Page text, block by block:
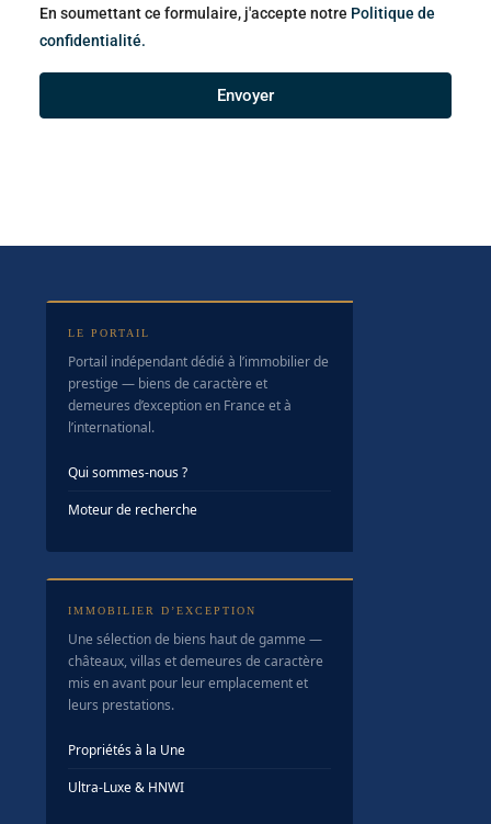
En soumettant ce formulaire, j'accepte notre Politique de
confidentialité.
Envoyer
LE PORTAIL
Portail indépendant dédié à l’immobilier de
prestige — biens de caractère et
demeures d’exception en France et à
l’international.
Qui sommes-nous ?
Moteur de recherche
IMMOBILIER D’EXCEPTION
Une sélection de biens haut de gamme —
châteaux, villas et demeures de caractère
mis en avant pour leur emplacement et
leurs prestations.
Propriétés à la Une
Ultra-Luxe & HNWI